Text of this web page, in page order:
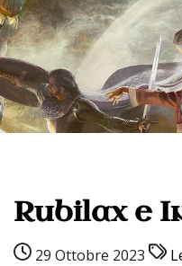
Rubilax e
29 Ottobre 2023